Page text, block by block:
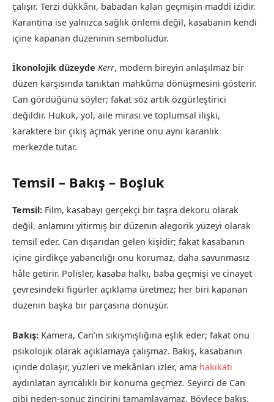
çalışır. Terzi dükkânı, babadan kalan geçmişin maddi izidir.
Karantina ise yalnızca sağlık önlemi değil, kasabanın kendi
içine kapanan düzeninin sembolüdür.
İkonolojik düzeyde Kerr, modern bireyin anlaşılmaz bir
düzen karşısında tanıktan mahkûma dönüşmesini gösterir.
Can gördüğünü söyler; fakat söz artık özgürleştirici
değildir. Hukuk, yol, aile mirası ve toplumsal ilişki,
karaktere bir çıkış açmak yerine onu aynı karanlık
merkezde tutar.
Temsil – Bakış – Boşluk
Temsil: Film, kasabayı gerçekçi bir taşra dekoru olarak
değil, anlamını yitirmiş bir düzenin alegorik yüzeyi olarak
temsil eder. Can dışarıdan gelen kişidir; fakat kasabanın
içine girdikçe yabancılığı onu korumaz, daha savunmasız
hâle getirir. Polisler, kasaba halkı, baba geçmişi ve cinayet
çevresindeki figürler açıklama üretmez; her biri kapanan
düzenin başka bir parçasına dönüşür.
Bakış: Kamera, Can’ın sıkışmışlığına eşlik eder; fakat onu
psikolojik olarak açıklamaya çalışmaz. Bakış, kasabanın
içinde dolaşır, yüzleri ve mekânları izler, ama hakikati
aydınlatan ayrıcalıklı bir konuma geçmez. Seyirci de Can
gibi neden-sonuç zincirini tamamlayamaz. Böylece bakış,